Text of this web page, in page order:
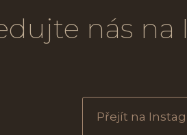
nás
Přejít na